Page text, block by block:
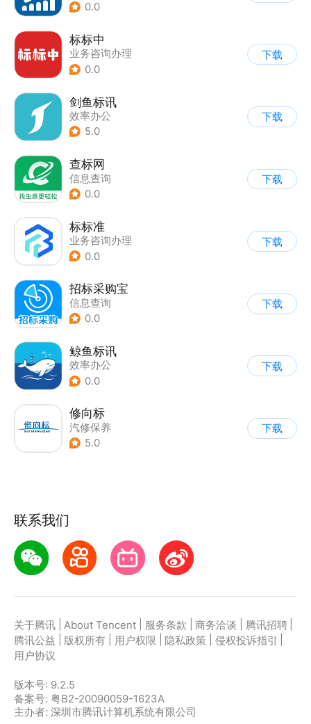
0.0
标标中
业务咨询办理
0.0
下载
剑鱼标讯
效率办公
5.0
下载
查标网
信息查询
0.0
下载
标标准
业务咨询办理
0.0
下载
招标采购宝
信息查询
0.0
下载
鲸鱼标讯
效率办公
0.0
下载
修向标
汽修保养
5.0
下载
联系我们
关于腾讯 About Tencent 服务条款 商务洽谈 腾讯招聘
腾讯公益
版权所有 用户权限 隐私政策 侵权投诉指引
用户协议
版本号: 9.2.5
备案号: 粤B2-20090059-1623A
主办者: 深圳市腾讯计算机系统有限公司